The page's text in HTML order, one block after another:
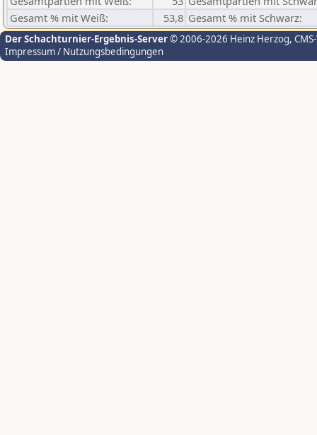
Gesamt % mit Weiß:
53,8 Gesamt % mit Schwarz:
Der Schachturnier-Ergebnis-Server© 2006-2026 Heinz Herzog,
Impressum / Nutzungsbedingungen